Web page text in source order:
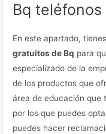
Bq
En este apartado,
gratuitos de Bq para
especializado de la
de los productos que
área de educación que
por los que puedes
puedes hacer